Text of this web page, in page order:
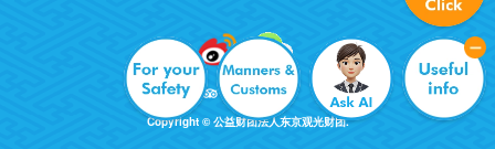
Copyright © 公益财团法人东京观光财团.